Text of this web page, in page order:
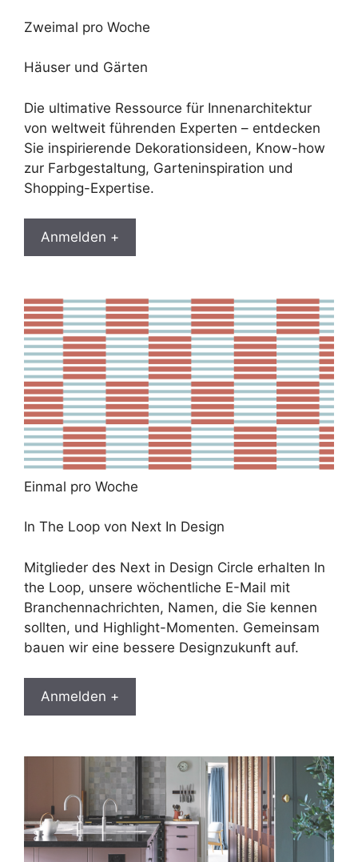
Zweimal pro Woche
Häuser und Gärten
Die ultimative Ressource für Innenarchitektur
von weltweit führenden Experten – entdecken
Sie inspirierende Dekorationsideen, Know-how
zur Farbgestaltung, Garteninspiration und
Shopping-Expertise.
Anmelden +
Einmal pro Woche
In The Loop von Next In Design
Mitglieder des Next in Design Circle erhalten In
the Loop, unsere wöchentliche E-Mail mit
Branchennachrichten, Namen, die Sie kennen
sollten, und Highlight-Momenten. Gemeinsam
bauen wir eine bessere Designzukunft auf.
Anmelden +